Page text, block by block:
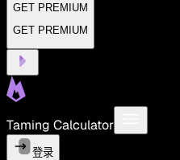
GET PREMIUM
GET PREMIUM
Taming Calculator
登录